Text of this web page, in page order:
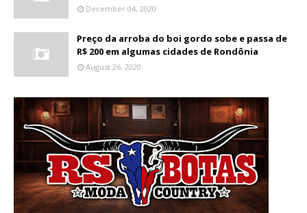
December 04, 2020
Preço da arroba do boi gordo sobe e passa de
R$ 200 em algumas cidades de Rondônia
August 26, 2020